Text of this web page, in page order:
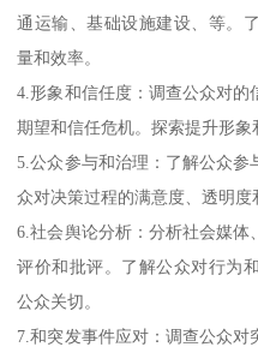
通运输、基础设施建设、等。
量和效率。
4.形象和信任度：调查公众对
期望和信任危机。探索提升形象
5.公众参与和治理：了解公众
众对决策过程的满意度、透明度
6.社会舆论分析：分析社会媒
评价和批评。了解公众对行为
公众关切。
7.和突发事件应对：调查公众